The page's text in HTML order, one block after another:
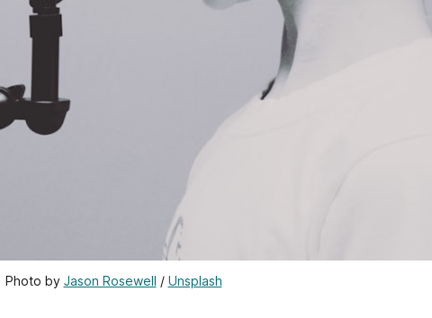
Photo by Jason Rosewell / Unsplash